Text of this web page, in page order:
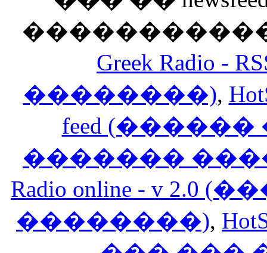
Greek Radio
��������),
feed
�������
Radio online - v
��������),